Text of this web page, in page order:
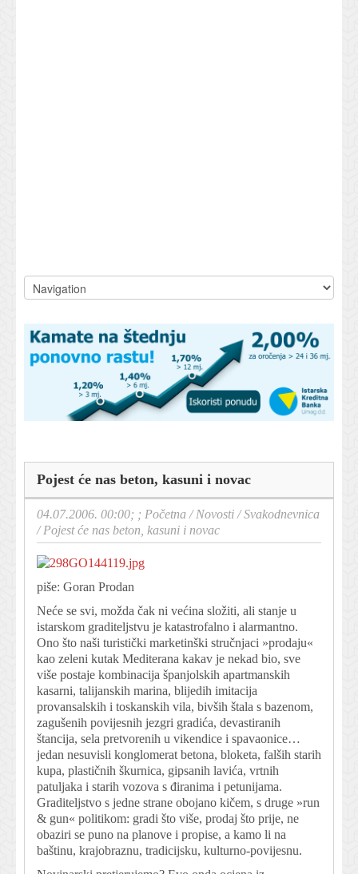
Pojest će nas beton, kasuni i novac
04.07.2006. 00:00; ; Početna /Novosti /Svakodnevnica
/Pojest će nas beton, kasuni i novac
piše: Goran Prodan
Neće se svi, možda čak ni većina složiti, ali stanje u
istarskom graditeljstvu je katastrofalno i alarmantno.
Ono što naši turistički marketinški stručnjaci »prodaju«
kao zeleni kutak Mediterana kakav je nekad bio, sve
više postaje kombinacija španjolskih apartmanskih
kasarni, talijanskih marina, blijedih imitacija
provansalskih i toskanskih vila, bivših štala s bazenom,
zagušenih povijesnih jezgri gradića, devastiranih
štancija, sela pretvorenih u vikendice i spavaonice…
jedan nesuvisli konglomerat betona, bloketa, falših starih
kupa, plastičnih škurnica, gipsanih lavića, vrtnih
patuljaka i starih vozova s điranima i petunijama.
Graditeljstvo s jedne strane obojano kičem, s druge »run
& gun« politikom: gradi što više, prodaj što prije, ne
obaziri se puno na planove i propise, a kamo li na
baštinu, krajobraznu, tradicijsku, kulturno-povijesnu.